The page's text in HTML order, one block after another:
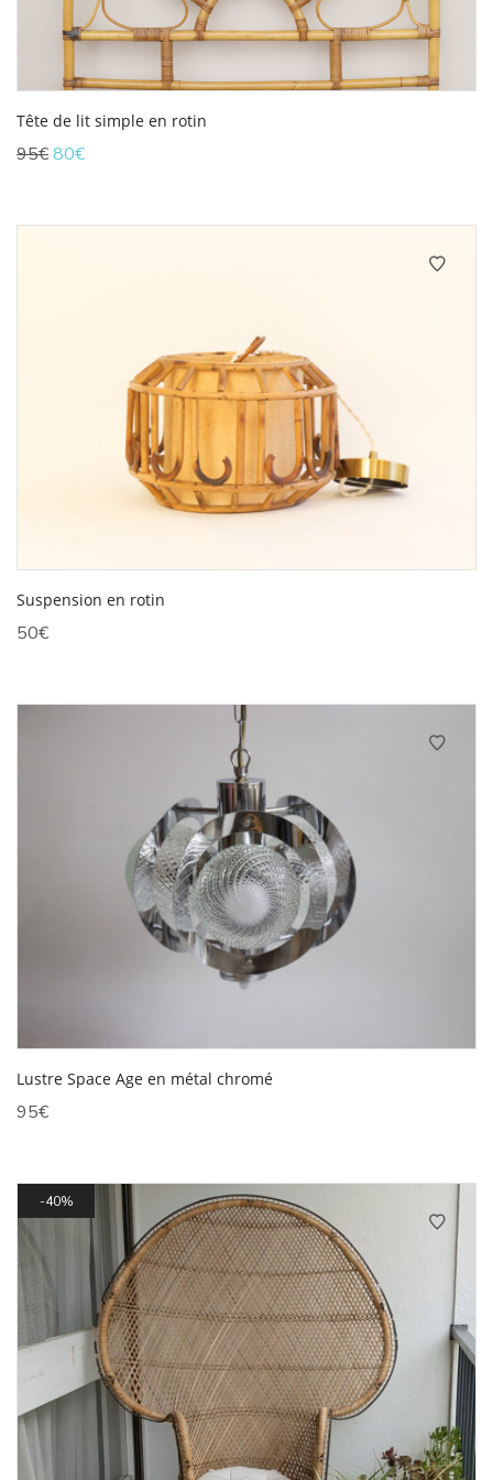
Tête de lit simple en rotin
95€Le
était :
80€Le
est :
Suspension en rotin
50€
Lustre Space Age en métal chromé
95€
40%